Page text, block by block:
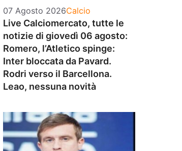
07 Agosto 2026Categorie
Calcio
Live Calciomercato, tutte le
notizie di giovedì 06 agosto:
Romero, l’Atletico spinge:
Inter bloccata da Pavard.
Rodri verso il Barcellona.
Leao, nessuna novità